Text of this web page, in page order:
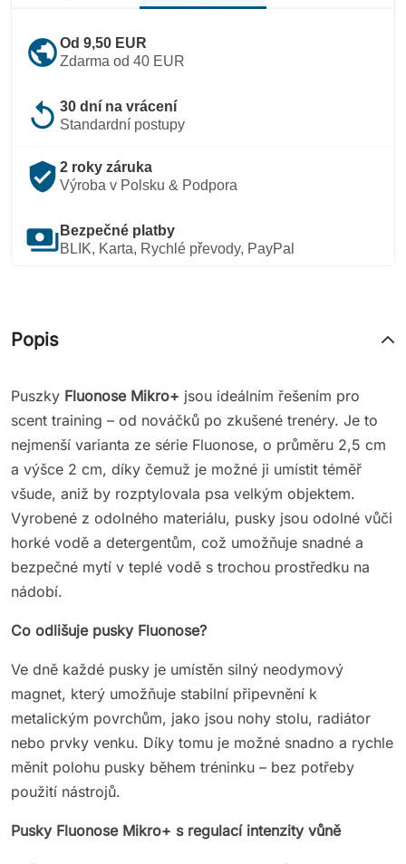
publicOd 9,50 EUR
Zdarma od 40 EUR
replay 30 dní na vrácení
Standardní postupy
verified_user 2 roky záruka
Výroba v Polsku & Podpora
payments Bezpečné platby
BLIK, Karta, Rychlé převody, PayPal
Popis
Puszky Fluonose Mikro+ jsou ideálním řešením pro
scent training – od nováčků po zkušené trenéry. Je to
nejmenší varianta ze série Fluonose, o průměru 2,5 cm
a výšce 2 cm, díky čemuž je možné ji umístit téměř
všude, aniž by rozptylovala psa velkým objektem.
Vyrobené z odolného materiálu, pusky jsou odolné vůči
horké vodě a detergentům, což umožňuje snadné a
bezpečné mytí v teplé vodě s trochou prostředku na
nádobí.
Co odlišuje pusky Fluonose?
Ve dně každé pusky je umístěn silný neodymový
magnet, který umožňuje stabilní připevnění k
metalickým povrchům, jako jsou nohy stolu, radiátor
nebo prvky venku. Díky tomu je možné snadno a rychle
měnit polohu pusky během tréninku – bez potřeby
použití nástrojů.
Pusky Fluonose Mikro+ s regulací intenzity vůně